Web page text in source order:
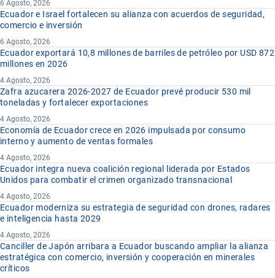
6 Agosto, 2026
Ecuador e Israel fortalecen su alianza con acuerdos de seguridad,
comercio e inversión
6 Agosto, 2026
Ecuador exportará 10,8 millones de barriles de petróleo por USD 872
millones en 2026
4 Agosto, 2026
Zafra azucarera 2026-2027 de Ecuador prevé producir 530 mil
toneladas y fortalecer exportaciones
4 Agosto, 2026
Economía de Ecuador crece en 2026 impulsada por consumo
interno y aumento de ventas formales
4 Agosto, 2026
Ecuador integra nueva coalición regional liderada por Estados
Unidos para combatir el crimen organizado transnacional
4 Agosto, 2026
Ecuador moderniza su estrategia de seguridad con drones, radares
e inteligencia hasta 2029
4 Agosto, 2026
Canciller de Japón arribara a Ecuador buscando ampliar la alianza
estratégica con comercio, inversión y cooperación en minerales
críticos